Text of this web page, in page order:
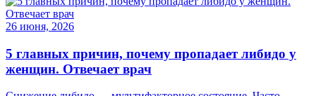
26 июня, 2026
5 главных причин, почему пропадает либидо у
женщин. Отвечает врач